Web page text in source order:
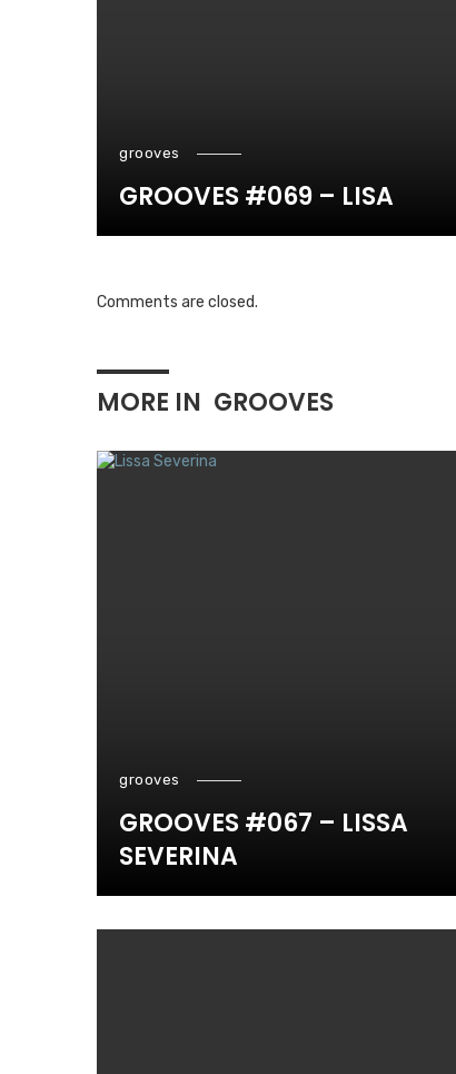
grooves
GROOVES #069 – LISA
Comments are closed.
MORE IN GROOVES
grooves
GROOVES #067 – LISSA
SEVERINA